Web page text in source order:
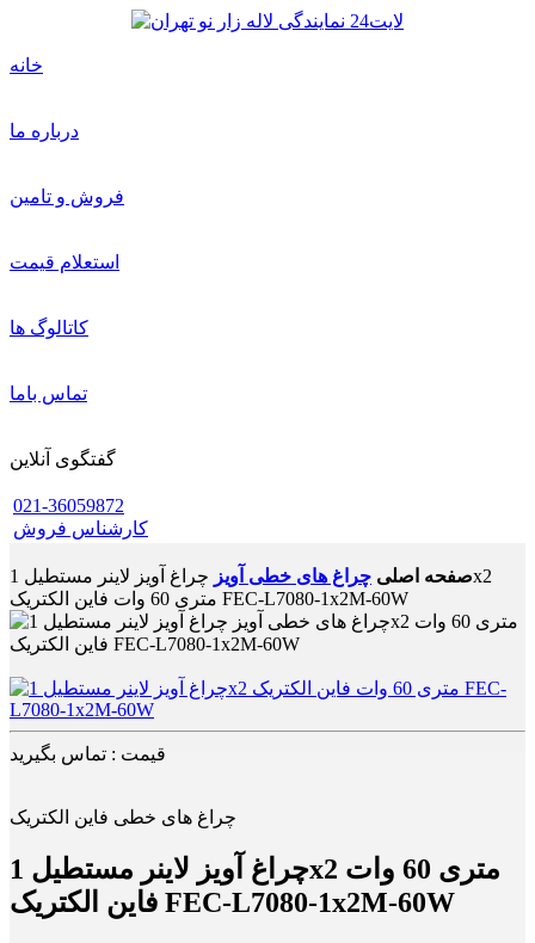
خانه
درباره ما
فروش و تامین
استعلام قیمت
کاتالوگ ها
تماس باما
گفتگوی آنلاین
021-36059872
کارشناس فروش
صفحه اصلی چراغ های خطی آویز
چراغ آویز لاینر مستطیل 1x2
متری 60 وات فاین الکتریک FEC-L7080-1x2M-60W
قیمت : تماس بگیرید
چراغ های خطی فاین الکتریک
چراغ آویز لاینر مستطیل 1x2 متری 60 وات
فاین الکتریک FEC-L7080-1x2M-60W